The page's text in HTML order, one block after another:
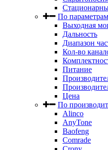
По параметрам
Выходная
Дальность
Диапазон
Кол-во
Питание
Цена
По
Alinco
AnyTone
Baofeng
Comrade